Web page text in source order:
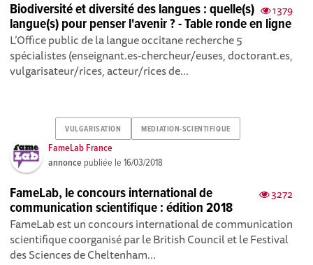
1379
Biodiversité et diversité des langues : quelle(s)
langue(s) pour penser l'avenir ? - Table ronde en ligne
L’Office public de la langue occitane recherche 5
spécialistes (enseignant.es-chercheur/euses, doctorant.es,
vulgarisateur/rices, acteur/rices de...
VULGARISATION MEDIATION-SCIENTIFIQUE
FameLab France
annonce publiée le16/03/2018
3272
FameLab, le concours international de
communication scientifique : édition 2018
FameLab est un concours international de communication
scientifique coorganisé par le British Council et le Festival
des Sciences de Cheltenham...